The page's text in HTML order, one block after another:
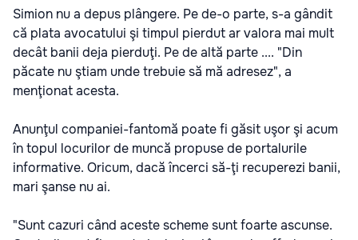
Simion nu a depus plângere. Pe de-o parte, s-a gândit
că plata avocatului şi timpul pierdut ar valora mai mult
decât banii deja pierduţi. Pe de altă parte .... "Din
păcate nu ştiam unde trebuie să mă adresez", a
menţionat acesta.
Anunţul companiei-fantomă poate fi găsit uşor şi acum
în topul locurilor de muncă propuse de portalurile
informative. Oricum, dacă încerci să-ţi recuperezi banii,
mari şanse nu ai.
"Sunt cazuri când aceste scheme sunt foarte ascunse.